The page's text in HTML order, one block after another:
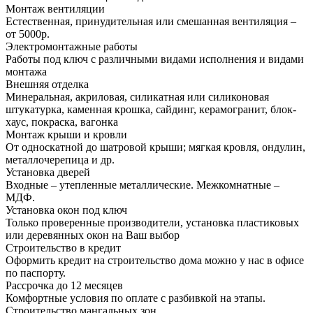
Монтаж вентиляции
Естественная, принудительная или смешанная вентиляция –
от 5000р.
Электромонтажные работы
Работы под ключ с различными видами исполнения и видами
монтажа
Внешняя отделка
Минеральная, акриловая, силикатная или силиконовая
штукатурка, каменная крошка, сайдинг, керамогранит, блок-
хаус, покраска, вагонка
Монтаж крыши и кровли
От односкатной до шатровой крыши; мягкая кровля, ондулин,
металлочерепица и др.
Установка дверей
Входные – утепленные металлические. Межкомнатные –
МДФ.
Установка окон под ключ
Только проверенные производители, установка пластиковых
или деревянных окон на Ваш выбор
Строительство в кредит
Оформить кредит на строительство дома можно у нас в офисе
по паспорту.
Рассрочка до 12 месяцев
Комфортные условия по оплате с разбивкой на этапы.